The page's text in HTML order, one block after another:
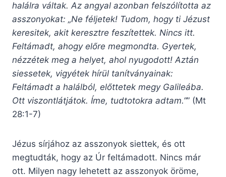
halálra váltak. Az angyal azonban felszólította az
asszonyokat: „Ne féljetek! Tudom, hogy ti Jézust
keresitek, akit keresztre feszítettek. Nincs itt.
Feltámadt, ahogy előre megmondta. Gyertek,
nézzétek meg a helyet, ahol nyugodott! Aztán
siessetek, vigyétek hírül tanítványainak:
Feltámadt a halálból, előttetek megy Galileába.
Ott viszontlátjátok. Íme, tudtotokra adtam.”” (Mt
28:1-7)
Jézus sírjához az asszonyok siettek, és ott
megtudták, hogy az Úr feltámadott. Nincs már
ott. Milyen nagy lehetett az asszonyok öröme,